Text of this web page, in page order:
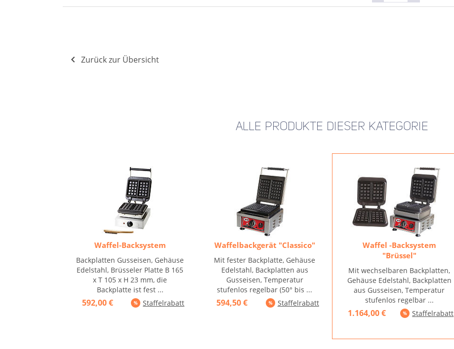
Zurück zur Übersicht
ALLE PRODUKTE DIESER KATEGORIE
Waffel-Backsystem
Backplatten Gusseisen, Gehäuse
Edelstahl, Brüsseler Platte B 165
x T 105 x H 23 mm, die
Backplatte ist fest ...
592,00 € Staffelrabatt
Waffelbackgerät "Classico"
Mit fester Backplatte, Gehäuse
Edelstahl, Backplatten aus
Gusseisen, Temperatur
stufenlos regelbar (50° bis ...
594,50 € Staffelrabatt
Waffel -Backsystem
"Brüssel"
Mit wechselbaren Backplatten,
Gehäuse Edelstahl, Backplatten
aus Gusseisen, Temperatur
stufenlos regelbar ...
1.164,00 € Staffelrabatt